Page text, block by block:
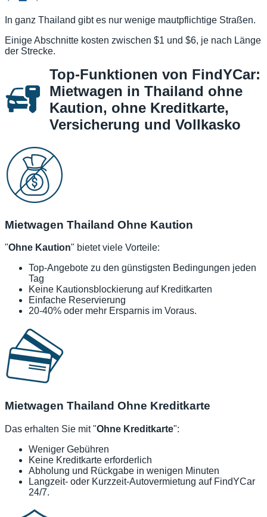
In ganz Thailand gibt es nur wenige mautpflichtige Straßen.
Einige Abschnitte kosten zwischen $1 und $6, je nach Länge
der Strecke.
Top-Funktionen von FindYCar:
Mietwagen in Thailand ohne
Kaution, ohne Kreditkarte,
Versicherung und Vollkasko
Mietwagen Thailand Ohne Kaution
"Ohne Kaution" bietet viele Vorteile:
Top-Angebote zu den günstigsten Bedingungen jeden
Tag
Keine Kautionsblockierung auf Kreditkarten
Einfache Reservierung
20-40% oder mehr Ersparnis im Voraus.
Mietwagen Thailand Ohne Kreditkarte
Das erhalten Sie mit "Ohne Kreditkarte":
Weniger Gebühren
Keine Kreditkarte erforderlich
Abholung und Rückgabe in wenigen Minuten
Langzeit- oder Kurzzeit-Autovermietung auf FindYCar
24/7.